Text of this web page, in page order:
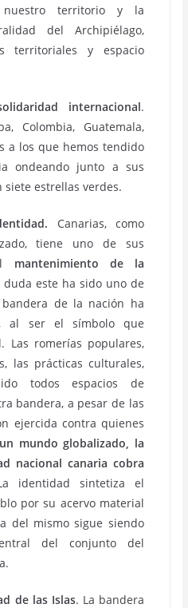
nuestro territorio y la
del Archipiélago,
territoriales y espacio
internacional.
Colombia, Guatemala,
a los que hemos tendido
ondeando junto a sus
estrellas verdes.
Canarias, como
tiene uno de sus
mantenimiento de la
duda este ha sido uno de
de la nación ha
al ser el símbolo que
Las romerías populares,
las prácticas culturales,
todos espacios de
bandera, a pesar de las
ejercida contra quienes
mundo globalizado, la
nacional canaria cobra
identidad sintetiza el
por su acervo material
del mismo sigue siendo
del conjunto del
de las Islas. La bandera